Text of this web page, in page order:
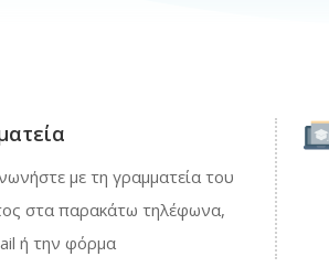
με τη γραμματεία του
στα παρακάτω τηλέφωνα,
ή την φόρμα